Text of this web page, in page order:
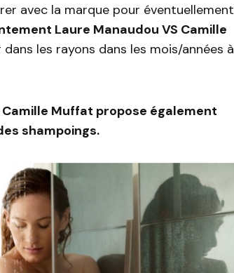
avec la marque pour éventuellement
Laure Manaudou VS Camille
les rayons dans les mois/années à
Muffat propose également
shampoings.